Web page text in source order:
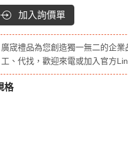
加入詢價單
廣宬禮品為您創造獨一無二的企
工、代找，歡迎來電或加入官方
格